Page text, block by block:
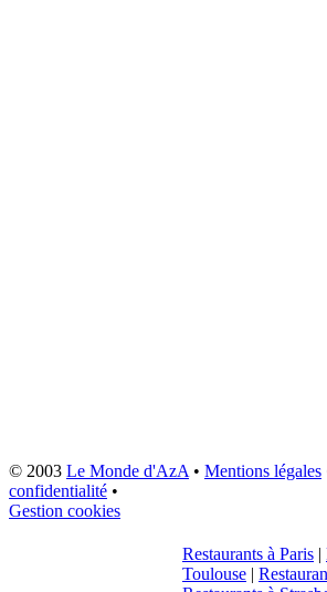
© 2003 Le Monde d'AzA• Mentions légales
confidentialité •
Gestion cookies
Restaurants à Paris |
Toulouse |